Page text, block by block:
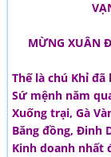
VẠN SỰ
MỪNG XUÂN
Thế là chú Khỉ đã
Sứ mệnh năm
Xuống trại, Gà
Băng đồng, Đinh
Kinh doanh nhất